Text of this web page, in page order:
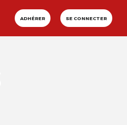
ADHÉRER SE CONNECTER